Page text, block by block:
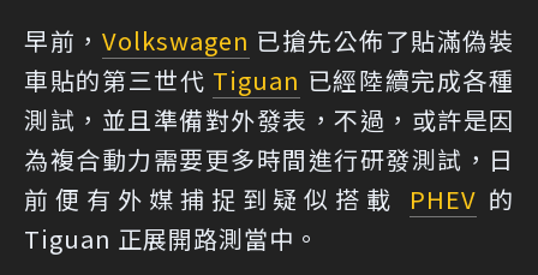
早前， Volkswagen 已搶先公佈了貼滿偽裝
車貼的第三世代 Tiguan 已經陸續完成各種
測試，並且準備對外發表，不過，或許是因
為複合動力需要更多時間進行研發測試，日
前便有外媒捕捉到疑似搭載 PHEV 的
Tiguan 正展開路測當中。